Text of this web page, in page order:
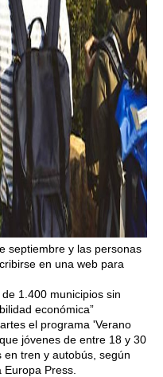
septiembre y las personas
en una web para
1.400 municipios sin
económica”
el programa 'Verano
jóvenes de entre 18 y 30
tren y autobús, según
Press.